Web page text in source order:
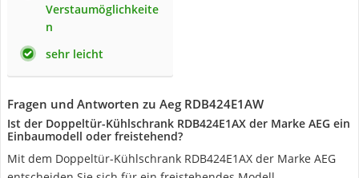
Verstaumöglichkeite
n
sehr leicht
Fragen und Antworten zu Aeg RDB424E1AW
Ist der Doppeltür-Kühlschrank RDB424E1AX der Marke AEG ein
Einbaumodell oder freistehend?
Mit dem Doppeltür-Kühlschrank RDB424E1AX der Marke AEG